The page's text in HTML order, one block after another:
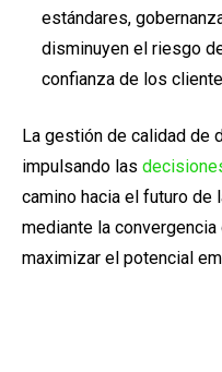
estándares,
disminuyen el riesgo
confianza de los
La gestión de calidad de
impulsando las
camino hacia el futuro de
mediante la
maximizar el potencial